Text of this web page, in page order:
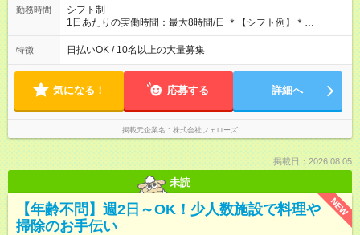
と同じです。
勤務時間
シフト制
1日あたりの実働時間：最大8時間/日 ＊【シフト例】＊
(1) 10:00～19:00 (2) 11:00～20:00 (3) 12:00～21:00 など ◎
いずれも実働8時間・休憩1時間です。中抜けシフトなどはあり
たい」などあれば相談に応じますのでおっしゃってください！
特徴 日払いOK / 10名以上の大量募集
気になる！ 応募する 詳細へ
掲載元企業名 株式会社フェローズ
掲載日：2026.08.05
未読
NEW
【年齢不問】週2日～OK！少人数施設で料理や
掃除のお手伝い